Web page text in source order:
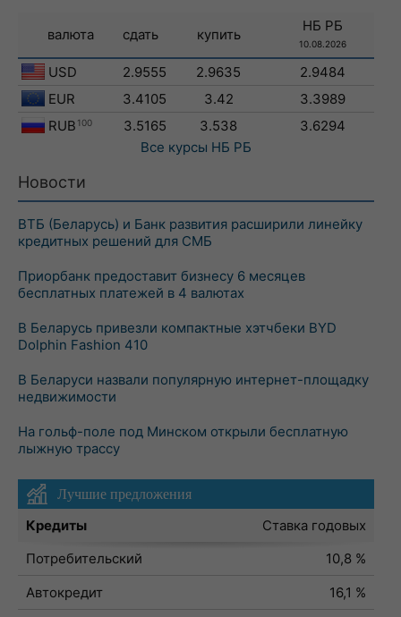
валюта сдать купить
НБ РБ
10.08.2026
USD 2.9555 2.9635
2.9484
EUR
3.4105 3.42
3.3989
RUB 100 3.5165 3.538
3.6294
Все курсы НБ РБ
Новости
ВТБ (Беларусь) и Банк развития расширили линейку
кредитных решений для СМБ
Приорбанк предоставит бизнесу 6 месяцев
бесплатных платежей в 4 валютах
В Беларусь привезли компактные хэтчбеки BYD
Dolphin Fashion 410
В Беларуси назвали популярную интернет-площадку
недвижимости
На гольф-поле под Минском открыли бесплатную
лыжную трассу
Лучшие предложения
Кредиты
Ставка годовых
Потребительский
10,8 %
Автокредит
16,1 %